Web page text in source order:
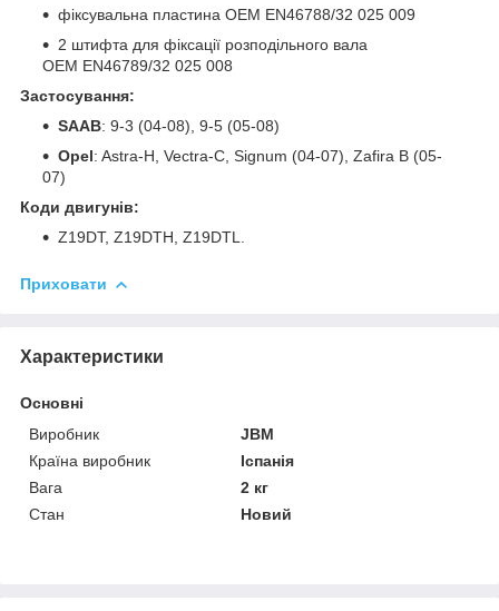
фіксувальна пластина OEM EN46788/32 025 009
2 штифта для фіксації розподільного вала
OEM EN46789/32 025 008
Застосування:
SAAB: 9-3 (04-08), 9-5 (05-08)
Opel: Astra-H, Vectra-C, Signum (04-07), Zafira B (05-
07)
Коди двигунів:
Z19DT, Z19DTH, Z19DTL.
Приховати
Характеристики
Основні
Виробник
JBM
Країна виробник
Іспанія
Вага
2 кг
Стан
Новий